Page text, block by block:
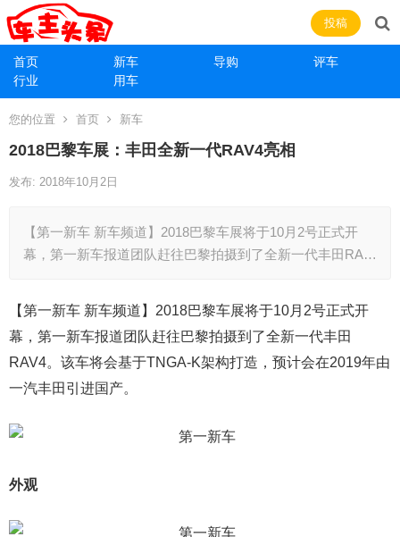
首页 新车 导购
评车
行业
用车
投稿
您的位置 首页 新车
2018巴黎车展：丰田全新一代RAV4亮相
发布: 2018年10月2日
【第一新车 新车频道】2018巴黎车展将于10月2号正式开
幕，第一新车报道团队赶往巴黎拍摄到了全新一代丰田RA…
【第一新车 新车频道】2018巴黎车展将于10月2号正式开
幕，第一新车报道团队赶往巴黎拍摄到了全新一代丰田
RAV4。该车将会基于TNGA-K架构打造，预计会在2019年由
一汽丰田引进国产。
外观